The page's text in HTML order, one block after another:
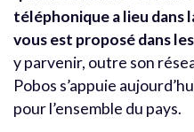
téléphonique a lieu dans
vous est proposé dans
y parvenir, outre son
Pobos s’appuie
pour l’ensemble du pays.